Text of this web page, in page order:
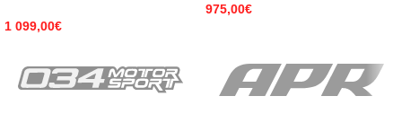
1 099,00€
975,00€